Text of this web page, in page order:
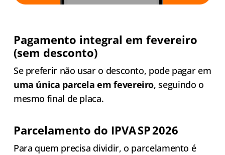
Pagamento integral em fevereiro
(sem desconto)
Se preferir não usar o desconto, pode pagar em
uma única parcela em fevereiro, seguindo o
mesmo final de placa.
Parcelamento do IPVA SP 2026
Para quem precisa dividir, o parcelamento é